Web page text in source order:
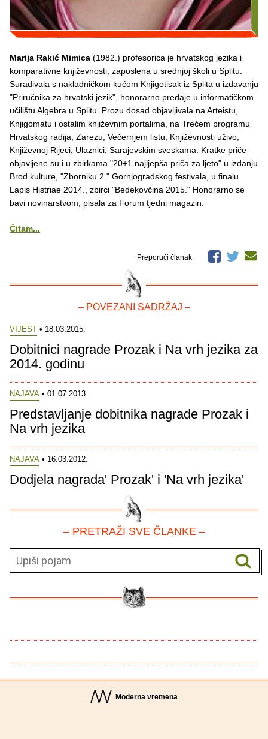
Marija Rakić Mimica (1982.) profesorica je hrvatskog jezika i
komparativne književnosti, zaposlena u srednjoj školi u Splitu.
Surađivala s nakladničkom kućom Knjigotisak iz Splita u izdavanju
"Priručnika za hrvatski jezik", honorarno predaje u informatičkom
učilištu Algebra u Splitu. Prozu dosad objavljivala na Arteistu,
Knjigomatu i ostalim književnim portalima, na Trećem programu
Hrvatskog radija, Zarezu, Večernjem listu, Književnosti uživo,
Književnoj Rijeci, Ulaznici, Sarajevskim sveskama. Kratke priče
objavljene su i u zbirkama "20+1 najljepša priča za ljeto" u izdanju
Brod kulture, "Zborniku 2." Gornjogradskog festivala, u finalu
Lapis Histriae 2014., zbirci "Bedekovčina 2015." Honorarno se
bavi novinarstvom, pisala za Forum tjedni magazin.
Čitam...
Preporuči članak
– POVEZANI SADRŽAJ –
VIJEST • 18.03.2015.
Dobitnici nagrade Prozak i Na vrh jezika za
2014. godinu
NAJAVA • 01.07.2013.
Predstavljanje dobitnika nagrade Prozak i
Na vrh jezika
NAJAVA • 16.03.2012.
Dodjela nagrada' Prozak' i 'Na vrh jezika'
– PRETRAŽI SVE ČLANKE –
Moderna vremena